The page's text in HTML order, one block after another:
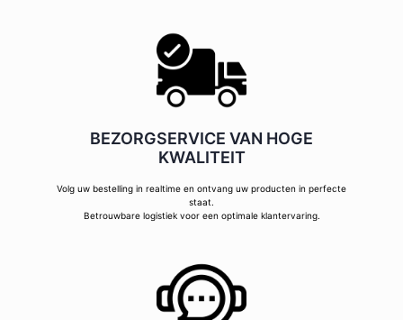
BEZORGSERVICE VAN HOGE
KWALITEIT
Volg uw bestelling in realtime en ontvang uw producten in perfecte
staat.
Betrouwbare logistiek voor een optimale klantervaring.